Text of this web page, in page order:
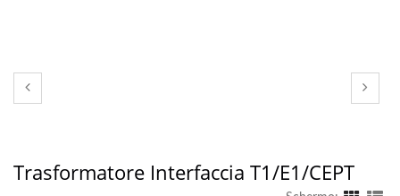
Trasformatore Interfaccia T1/E1/CEPT